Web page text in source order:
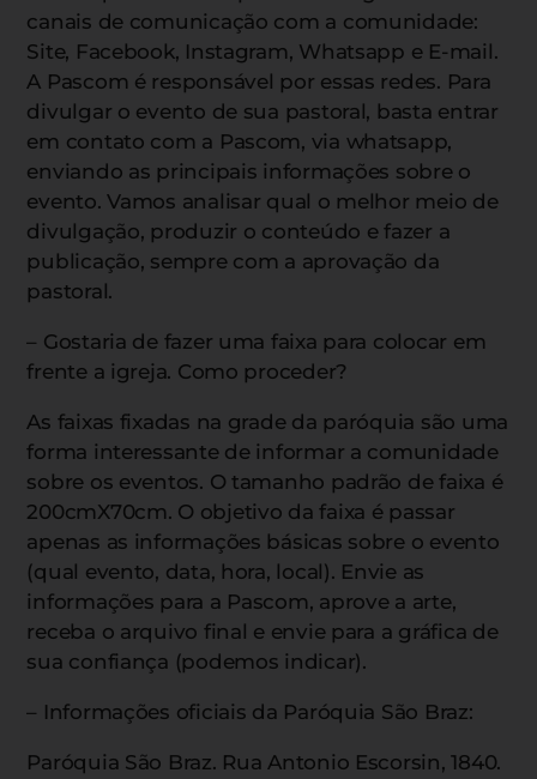
canais de comunicação com a comunidade:
Site, Facebook, Instagram, Whatsapp e E-mail.
A Pascom é responsável por essas redes. Para
divulgar o evento de sua pastoral, basta entrar
em contato com a Pascom, via whatsapp,
enviando as principais informações sobre o
evento. Vamos analisar qual o melhor meio de
divulgação, produzir o conteúdo e fazer a
publicação, sempre com a aprovação da
pastoral.
– Gostaria de fazer uma faixa para colocar em
frente a igreja. Como proceder?
As faixas fixadas na grade da paróquia são uma
forma interessante de informar a comunidade
sobre os eventos. O tamanho padrão de faixa é
200cmX70cm. O objetivo da faixa é passar
apenas as informações básicas sobre o evento
(qual evento, data, hora, local). Envie as
informações para a Pascom, aprove a arte,
receba o arquivo final e envie para a gráfica de
sua confiança (podemos indicar).
– Informações oficiais da Paróquia São Braz:
Paróquia São Braz. Rua Antonio Escorsin, 1840.